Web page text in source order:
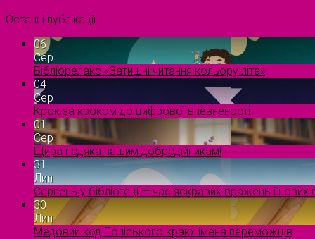
Останні публікації
06
Сер
Бібліорелакс «Затишні читання кольору літа»
04
Сер
Крок за кроком до цифрової впевненості
01
Сер
Щира подяка нашим добродійникам!
31
Лип
Серпень у бібліотеці — час яскравих вражень і нових
30
Лип
Медовий код Поліського краю: імена переможців